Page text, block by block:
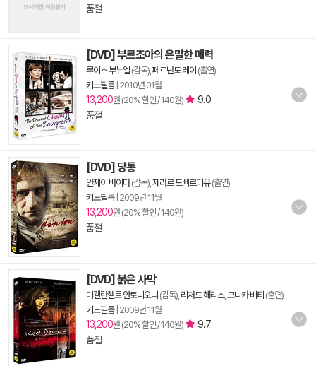
품절
[DVD] 부르조아의 은밀한 매력
루이스 부뉴엘 (감독), 페르난도 레이 (출연)
키노필름| 2010년 01월
13,200원 (20% 할인 / 140원)
9.0
품절
[DVD] 당통
안제이 바이다(감독), 제라르 드빠르디유(출연)
키노필름| 2009년 11월
13,200원 (20% 할인 / 140원)
품절
[DVD] 붉은 사막
미켈란젤로 안토니오니 (감독), 리처드 해리스, 모니카 비티 (출연)
키노필름| 2009년 11월
13,200원 (20% 할인 / 140원)
9.7
품절